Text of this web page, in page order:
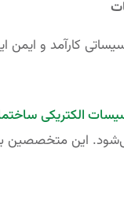
کارآمد و ایمن
الکتریکی
این متخصصین